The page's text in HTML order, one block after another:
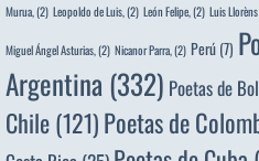
Murua, (2) Leopoldo de Luis, (2) León Felipe, (2) Luis Llorèns
Miguel Ángel Asturias, (2) Nicanor Parra, (2) Perú (7)
Argentina (332) Poetas de
Chile(121)Poetas de